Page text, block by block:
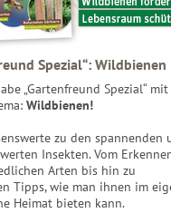
Spezial“: Wildbienen
„Gartenfreund Spezial“
Wildbienen!
zu den spannenden
Insekten. Vom
Arten bis hin zu
Tipps, wie man ihnen im
Heimat bieten kann.